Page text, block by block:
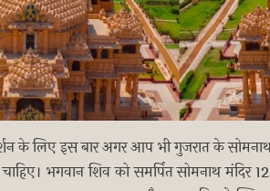
के लिए इस बार अगर आप भी गुजरात के
भगवान शिव को समर्पित सोमनाथ मंदिर 12